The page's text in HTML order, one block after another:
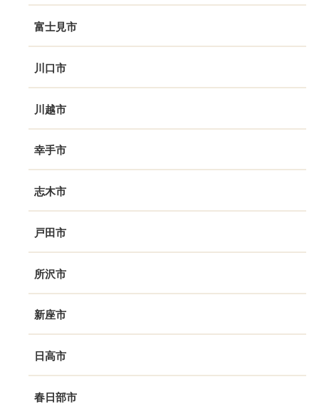
富士見市
川口市
川越市
幸手市
志木市
戸田市
所沢市
新座市
日高市
春日部市